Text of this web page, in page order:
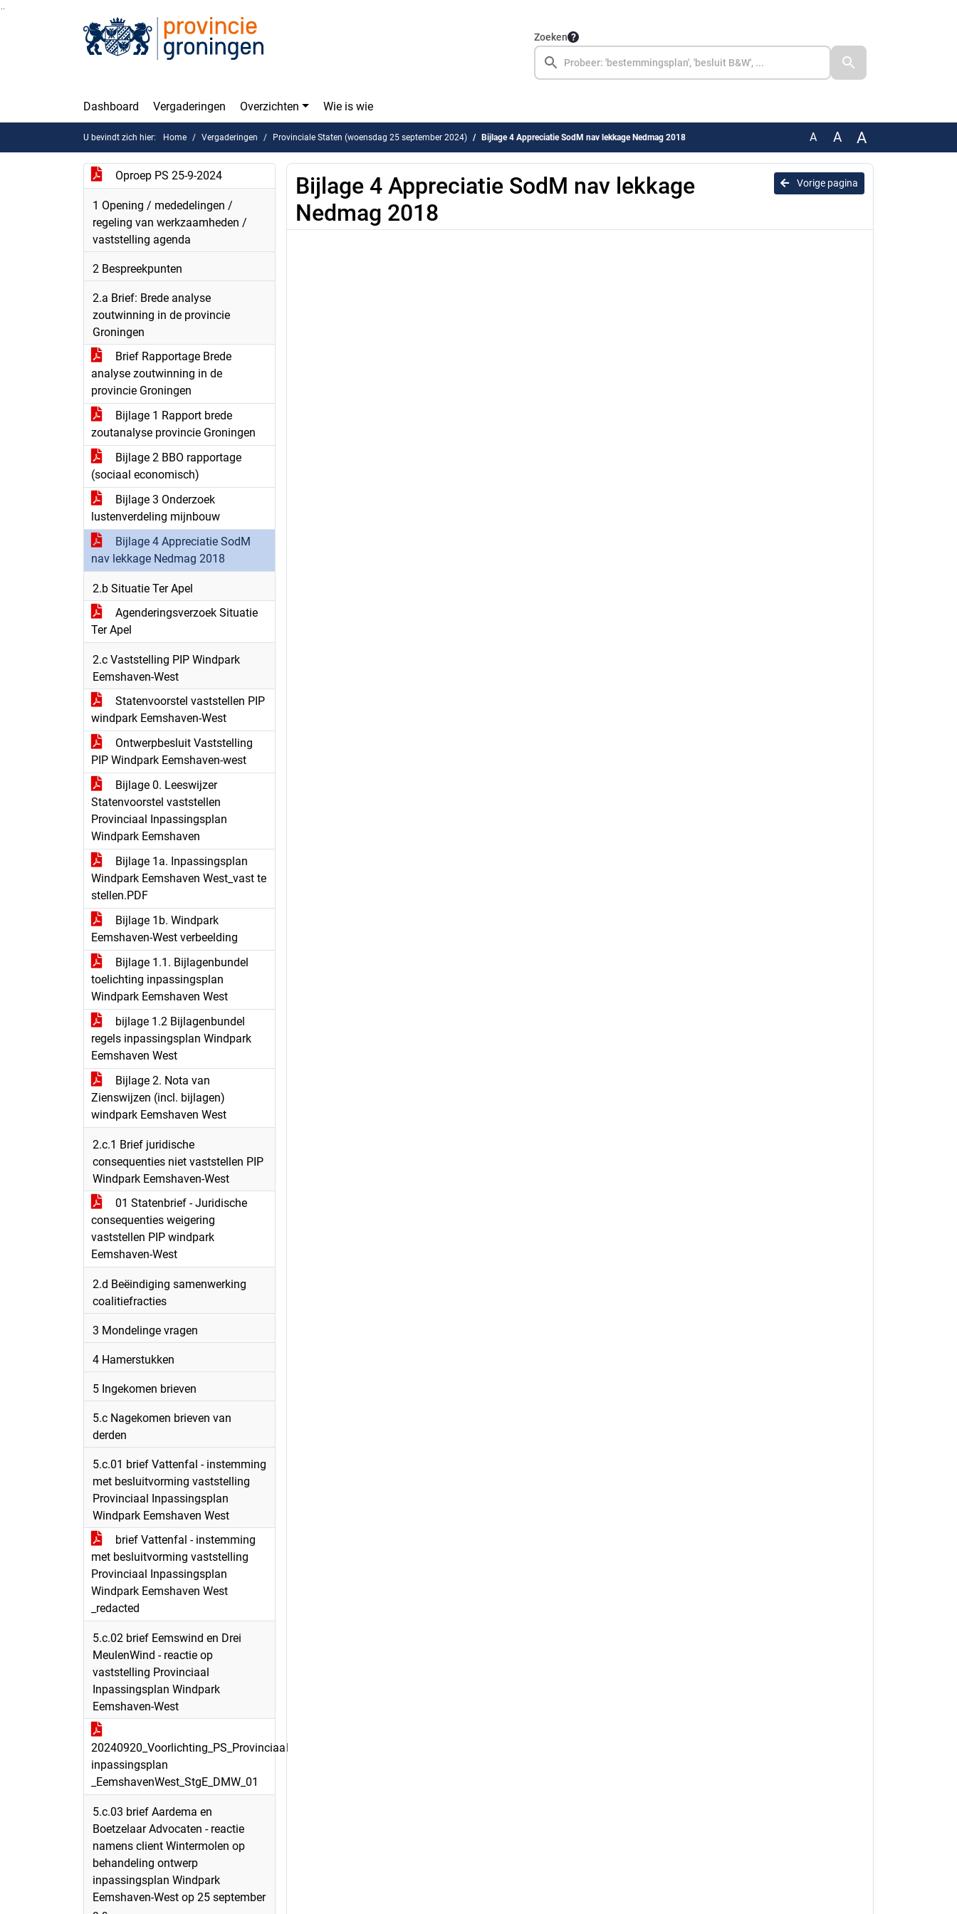
Ga naar de inhoud van deze pagina
Zoeken
Dashboard Vergaderingen Overzichten Wie is wie
U bevindt zich hier: Home Vergaderingen Provinciale Staten (woensdag 25 september 2024) Bijlage 4 Appreciatie SodM nav lekkage Nedmag 2018 A A A
Oproep PS 25-9-2024
1 Opening / mededelingen /
regeling van werkzaamheden /
vaststelling agenda
2 Bespreekpunten
2.a Brief: Brede analyse
zoutwinning in de provincie
Groningen
Brief Rapportage Brede
analyse zoutwinning in de
provincie Groningen
Bijlage 1 Rapport brede
zoutanalyse provincie Groningen
Bijlage 2 BBO rapportage
(sociaal economisch)
Bijlage 3 Onderzoek
lustenverdeling mijnbouw
Bijlage 4 Appreciatie SodM
nav lekkage Nedmag 2018
2.b Situatie Ter Apel
Agenderingsverzoek Situatie
Ter Apel
2.c Vaststelling PIP Windpark
Eemshaven-West
Statenvoorstel vaststellen PIP
windpark Eemshaven-West
Ontwerpbesluit Vaststelling
PIP Windpark Eemshaven-west
Bijlage 0. Leeswijzer
Statenvoorstel vaststellen
Provinciaal Inpassingsplan
Windpark Eemshaven
Bijlage 1a. Inpassingsplan
Windpark Eemshaven West_vast te
stellen.PDF
Bijlage 1b. Windpark
Eemshaven-West verbeelding
Bijlage 1.1. Bijlagenbundel
toelichting inpassingsplan
Windpark Eemshaven West
bijlage 1.2 Bijlagenbundel
regels inpassingsplan Windpark
Eemshaven West
Bijlage 2. Nota van
Zienswijzen (incl. bijlagen)
windpark Eemshaven West
2.c.1 Brief juridische
consequenties niet vaststellen PIP
Windpark Eemshaven-West
01 Statenbrief - Juridische
consequenties weigering
vaststellen PIP windpark
Eemshaven-West
2.d Beëindiging samenwerking
coalitiefracties
3 Mondelinge vragen
4 Hamerstukken
5 Ingekomen brieven
5.c Nagekomen brieven van
derden
5.c.01 brief Vattenfal - instemming
met besluitvorming vaststelling
Provinciaal Inpassingsplan
Windpark Eemshaven West
brief Vattenfal - instemming
met besluitvorming vaststelling
Provinciaal Inpassingsplan
Windpark Eemshaven West
_redacted
5.c.02 brief Eemswind en Drei
MeulenWind - reactie op
vaststelling Provinciaal
Inpassingsplan Windpark
Eemshaven-West
20240920_Voorlichting_PS_Provinciaal
inpassingsplan
_EemshavenWest_StgE_DMW_01
5.c.03 brief Aardema en
Boetzelaar Advocaten - reactie
namens client Wintermolen op
behandeling ontwerp
inpassingsplan Windpark
Eemshaven-West op 25 september
Vorige pagina
Bijlage 4 Appreciatie SodM nav lekkage
Nedmag 2018